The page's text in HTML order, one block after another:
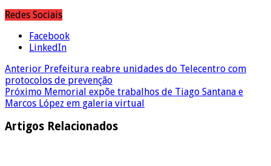
Redes Sociais
Facebook
LinkedIn
Anterior Prefeitura reabre unidades do Telecentro com
protocolos de prevenção
Próximo Memorial expõe trabalhos de Tiago Santana e
Marcos López em galeria virtual
Artigos Relacionados